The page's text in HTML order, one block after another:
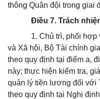
thông Quân đội trong giai
Điều 7. Trách
1. Chủ trì, phối
và Xã hội, Bộ Tài chính
theo quy định tại điểm a,
này; thực hiện kiểm tra,
quản lý tiền lương đối với
theo quy định tại Nghị